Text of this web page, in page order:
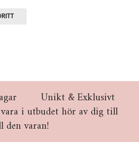
Unikt & Exklusivt
i utbudet hör av dig till
den varan!